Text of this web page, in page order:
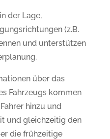
der Lage,
(z.B.
und unterstützen
über das
Fahrzeugs kommen
hinzu und
und gleichzeitig den
die frühzeitige